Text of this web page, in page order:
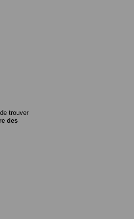
trouver
des